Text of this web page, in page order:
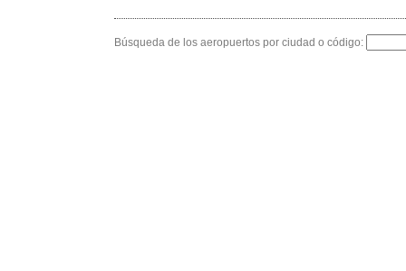
Búsqueda de los aeropuertos por ciudad o código: